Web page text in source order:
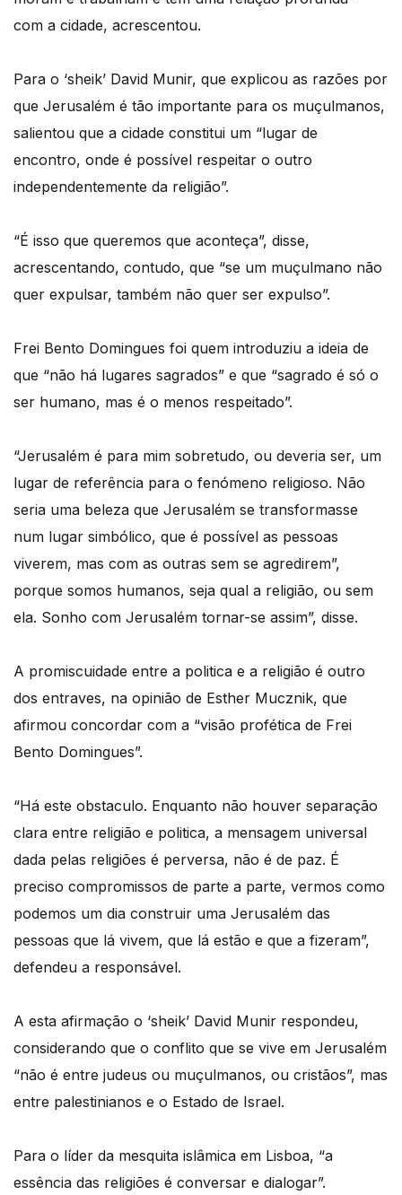
com a cidade, acrescentou.
Para o ‘sheik’ David Munir, que explicou as razões por
que Jerusalém é tão importante para os muçulmanos,
salientou que a cidade constitui um “lugar de
encontro, onde é possível respeitar o outro
independentemente da religião”.
“É isso que queremos que aconteça”, disse,
acrescentando, contudo, que “se um muçulmano não
quer expulsar, também não quer ser expulso”.
Frei Bento Domingues foi quem introduziu a ideia de
que “não há lugares sagrados” e que “sagrado é só o
ser humano, mas é o menos respeitado”.
“Jerusalém é para mim sobretudo, ou deveria ser, um
lugar de referência para o fenómeno religioso. Não
seria uma beleza que Jerusalém se transformasse
num lugar simbólico, que é possível as pessoas
viverem, mas com as outras sem se agredirem”,
porque somos humanos, seja qual a religião, ou sem
ela. Sonho com Jerusalém tornar-se assim”, disse.
A promiscuidade entre a politica e a religião é outro
dos entraves, na opinião de Esther Mucznik, que
afirmou concordar com a “visão profética de Frei
Bento Domingues”.
“Há este obstaculo. Enquanto não houver separação
clara entre religião e politica, a mensagem universal
dada pelas religiões é perversa, não é de paz. É
preciso compromissos de parte a parte, vermos como
podemos um dia construir uma Jerusalém das
pessoas que lá vivem, que lá estão e que a fizeram”,
defendeu a responsável.
A esta afirmação o ‘sheik’ David Munir respondeu,
considerando que o conflito que se vive em Jerusalém
“não é entre judeus ou muçulmanos, ou cristãos”, mas
entre palestinianos e o Estado de Israel.
Para o líder da mesquita islâmica em Lisboa, “a
essência das religiões é conversar e dialogar”.